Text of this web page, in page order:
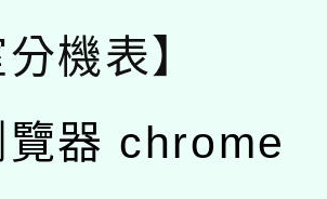
分機表】
覽器 chrome